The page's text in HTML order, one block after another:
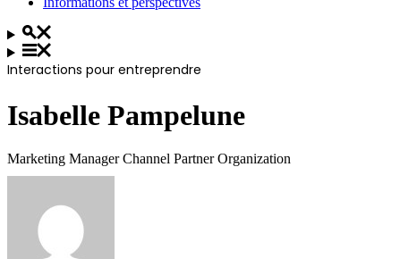
Interactions pour entreprendre
Isabelle Pampelune
Marketing Manager Channel Partner Organization